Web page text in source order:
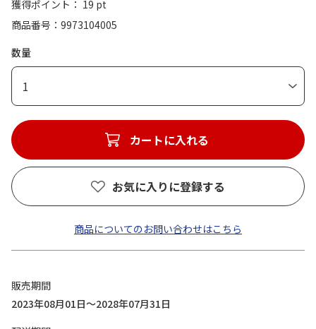
獲得ポイント： 19 pt
商品番号
9973104005
数量
1
カートに入れる
お気に入りに登録する
商品についてのお問い合わせはこちら
販売期間
2023年08月01日～2028年07月31日